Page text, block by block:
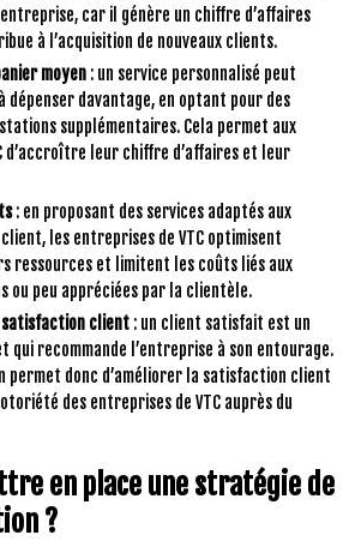
car il génère un chiffre d’affaires
à l’acquisition de nouveaux clients.
moyen : un service personnalisé peut
davantage, en optant pour des
supplémentaires. Cela permet aux
d’accroître leur chiffre d’affaires et leur
: en proposant des services adaptés aux
client, les entreprises de VTC optimisent
ressources et limitent les coûts liés aux
ou peu appréciées par la clientèle.
satisfaction client : un client satisfait est un
qui recommande l’entreprise à son entourage.
permet donc d’améliorer la satisfaction client
des entreprises de VTC auprès du
en place une stratégie de
?